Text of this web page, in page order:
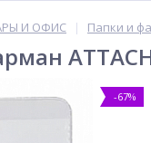
И ОФИС | Папки и
-67%